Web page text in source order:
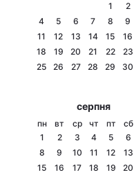
Інтерв'ю
Архів
1
2
4
5 6 7 8 9
11
12 13 14 15 16
18
19 20 21 22 23
25
26 27 28 29 30
серпня
пн вт ср чт пт сб
1
2 3 4 5 6
8
9 10 11 12 13
15
16 17 18 19 20